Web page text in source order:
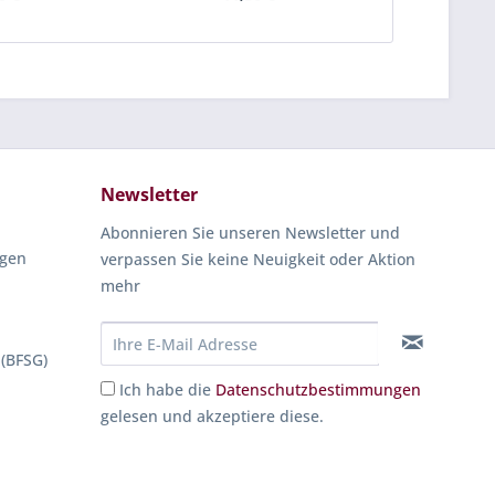
Newsletter
Abonnieren Sie unseren Newsletter und
verpassen Sie keine Neuigkeit oder Aktion
mehr
Ich habe die Datenschutzbestimmungen
gelesen und akzeptiere diese.